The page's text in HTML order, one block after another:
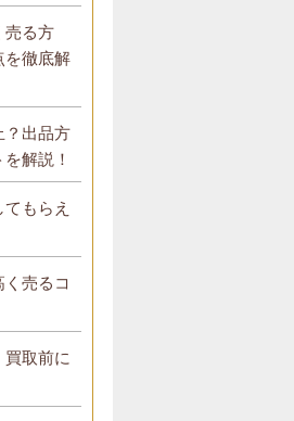
売る方
を徹底解
？出品方
解説！
もらえ
売るコ
取前に